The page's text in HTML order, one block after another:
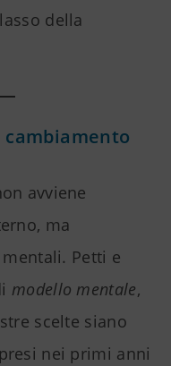
della
avviene
ma
Petti e
modello mentale,
scelte siano
nei primi anni